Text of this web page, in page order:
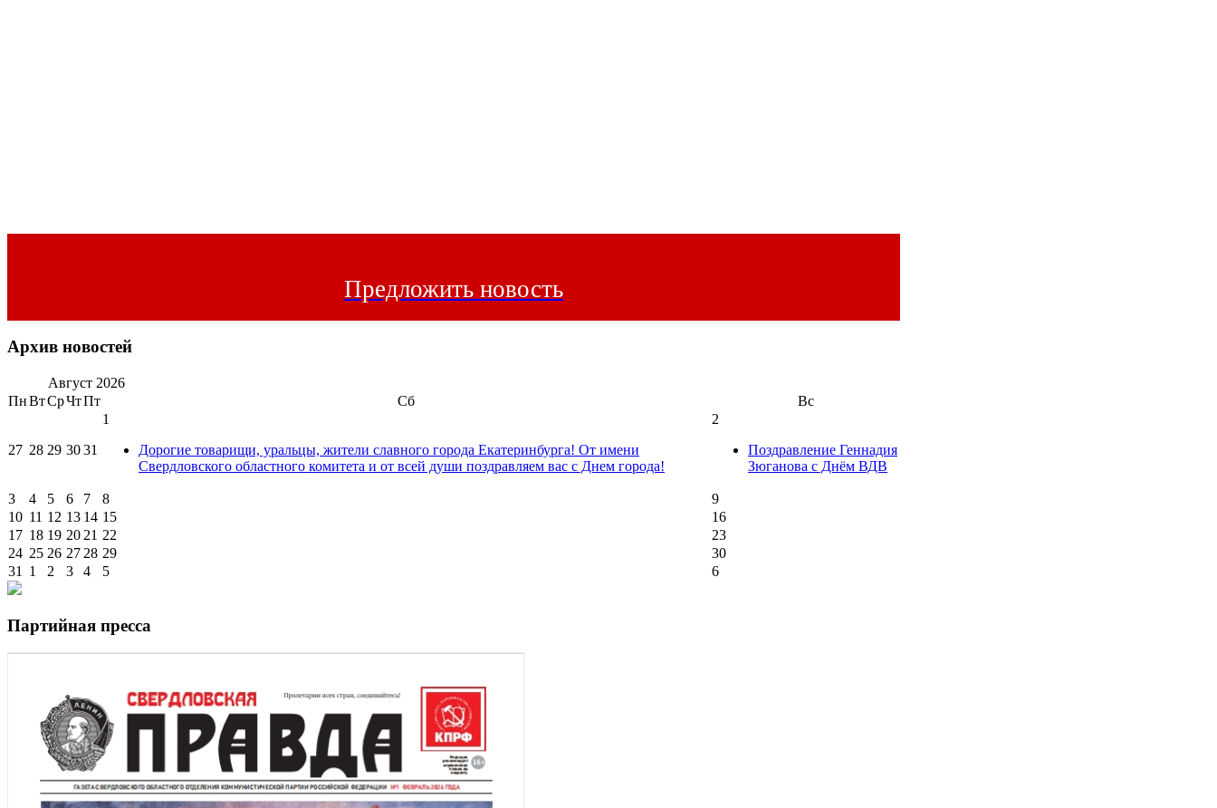
Предложить новость
Архив новостей
Август 2026
ПнВтСрЧтПт Сб Вс
27 28 29 3031
1
Дорогие товарищи, уральцы, жители славного города Екатеринбурга! От имени
Свердловского областного комитета и от всей души поздравляем вас с Днем города!
2
Поздравление Геннадия
Зюганова с Днём ВДВ
3 4 5 6 7 8
9
10 11 12 13 14 15
16
17 18 19 20 21 22
23
24 25 26 27 28 29
30
31
1 2 3 4 5 6
Партийная пресса